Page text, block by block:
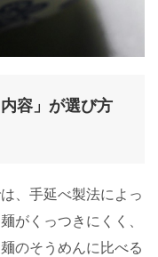
容」が選び方
、手延べ製法によっ
がくっつきにくく、
のそうめんに比べる